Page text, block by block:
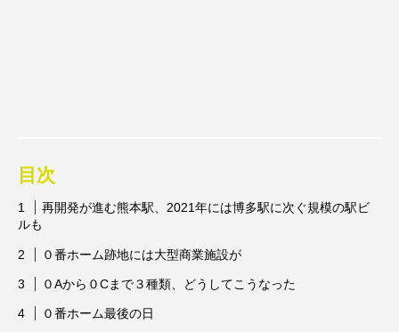
目次
再開発が進む熊本駅、2021年には博多駅に次ぐ規模の駅ビ
ルも
０番ホーム跡地には大型商業施設が
０Aから０Cまで３種類、どうしてこうなった
０番ホーム最後の日